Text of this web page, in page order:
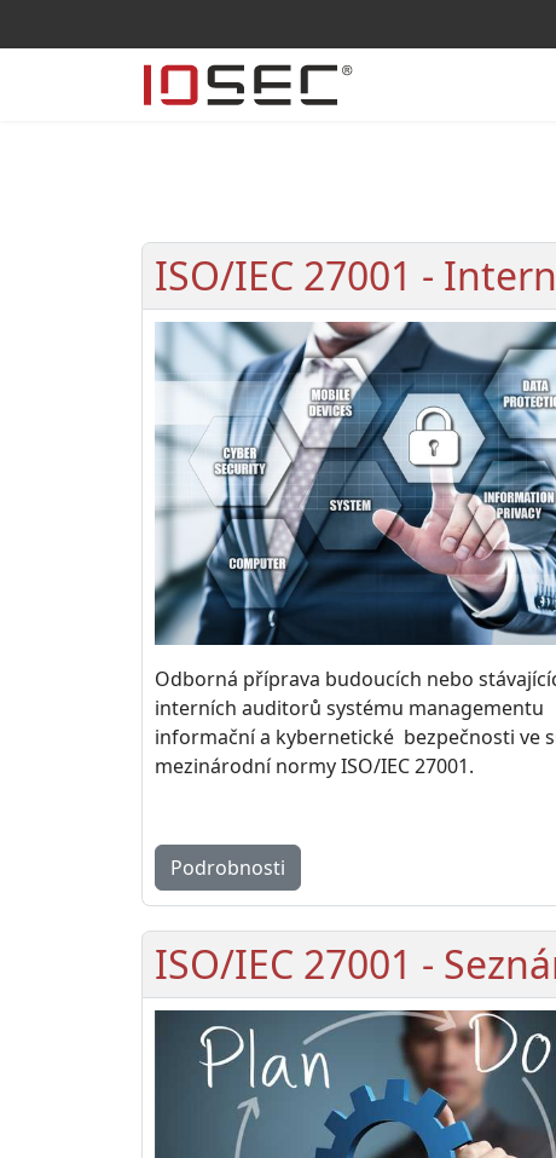
ISO/IEC 27001 -
Odborná příprava budoucích nebo
interních auditorů systému managementu
informační a kybernetické bezpečnosti ve
mezinárodní normy ISO/IEC 27001.
Podrobnosti
ISO/IEC 27001 -